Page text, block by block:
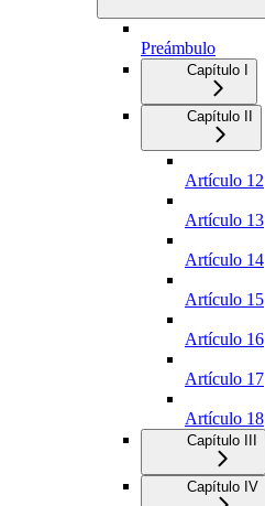
Preámbulo
Capítulo I
Capítulo II
Artículo 12
Artículo 13
Artículo 14
Artículo 15
Artículo 16
Artículo 17
Artículo 18
Capítulo III
Capítulo IV